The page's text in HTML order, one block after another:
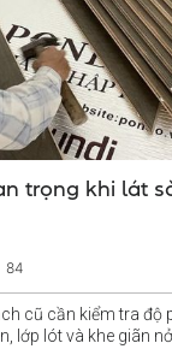
trọng khi lát
84
cũ cần kiểm tra độ
lớp lót và khe giãn nở